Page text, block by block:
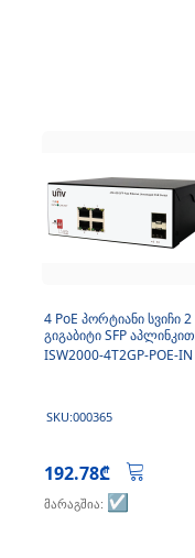
4 PoE პორტიანი სვიჩი 2
გიგაბიტი SFP აპლინკით
(კვების ბლოკის გარეშე)
ISW2000-4T2GP-POE-IN
SKU:000365
192.78₾
მარაგშია: ☑️